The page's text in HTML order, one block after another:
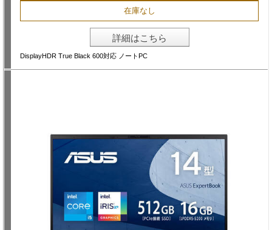
在庫なし
詳細はこちら
DisplayHDR True Black 600対応 ノートPC